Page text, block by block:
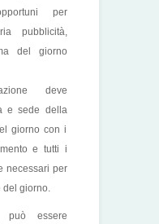
per
pubblicità,
del giorno
deve
e sede della
giorno con i
e tutti i
necessari per
del giorno.
può essere